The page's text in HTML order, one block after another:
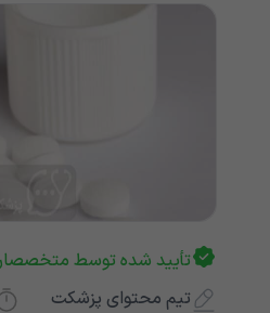
تأیید شده توسط
تیم محتوای پزشکت